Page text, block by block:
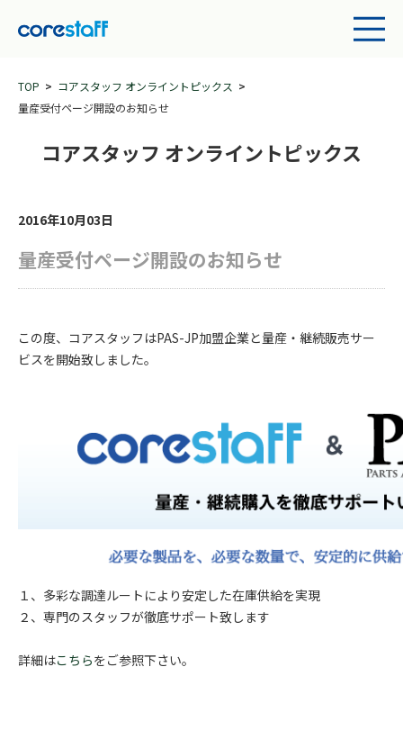
TOP
コアスタッフ オンライントピックス
量産受付ページ開設のお知らせ
コアスタッフ オンライントピックス
2016年10月03日
量産受付ページ開設のお知らせ
この度、コアスタッフはPAS-JP加盟企業と量産・継続販売サー
ビスを開始致しました。
１、多彩な調達ルートにより安定した在庫供給を実現
２、専門のスタッフが徹底サポート致します
詳細はこちらをご参照下さい。